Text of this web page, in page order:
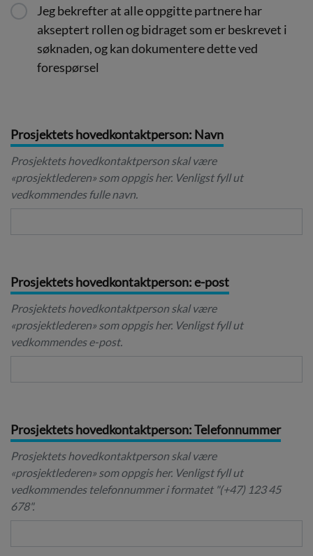
Jeg bekrefter at alle oppgitte partnere har
akseptert rollen og bidraget som er beskrevet i
søknaden, og kan dokumentere dette ved
forespørsel
Prosjektets hovedkontaktperson: Navn
Prosjektets hovedkontaktperson skal være
«prosjektlederen» som oppgis her. Venligst fyll ut
vedkommendes fulle navn.
Prosjektets hovedkontaktperson: e-post
Prosjektets hovedkontaktperson skal være
«prosjektlederen» som oppgis her. Venligst fyll ut
vedkommendes e-post.
Prosjektets hovedkontaktperson: Telefonnummer
Prosjektets hovedkontaktperson skal være
«prosjektlederen» som oppgis her. Venligst fyll ut
vedkommendes telefonnummer i formatet "(+47) 123 45
678".